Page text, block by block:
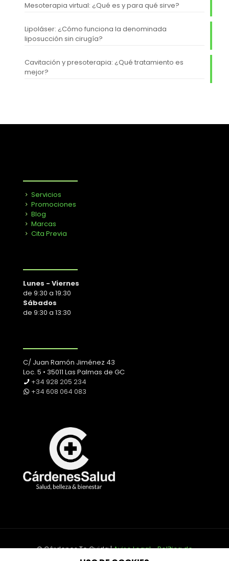
Mesoterapia virtual: ¿Qué es y para qué sirve?
Lipoláser: ¿Cómo funciona la denominada
liposucción sin cirugía?
Cavitación y presoterapia: ¿Qué tratamiento es
mejor?
Servicios
Promociones
Blog
Marcas
Cita Previa
Lunes - Viernes
de 9:30 a 19:30
Sábados
de 9:30 a 13:30
C/ Juan Ramón Jiménez 43
Loc. 5 • 35011 Las Palmas de GC
+34 928 205 234
+34 608 064 083
© Cárdenes Te Cuida |Aviso Legal-Política de
Cookies-Política de Privacidad